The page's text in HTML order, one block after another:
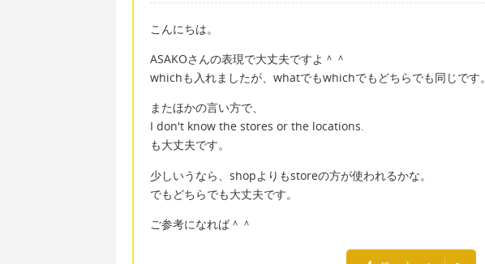
こんにちは。
ASAKOさんの表現で大丈夫ですよ＾＾
whichも入れましたが、whatでもwhichでもどちらでも同じです。
またほかの言い方で、
I don't know the stores or the locations.
も大丈夫です。
少しいうなら、shopよりもstoreの方が使われるかな。
でもどちらでも大丈夫です。
ご参考になれば＾＾